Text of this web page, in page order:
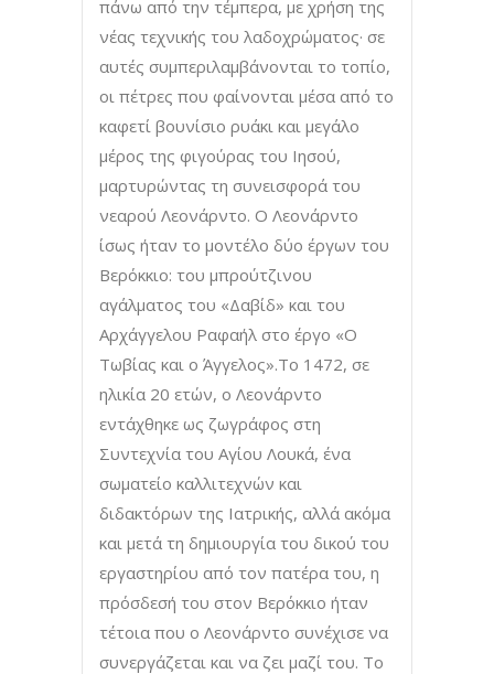
πάνω από την τέμπερα, με χρήση της
νέας τεχνικής του λαδοχρώματος· σε
αυτές συμπεριλαμβάνονται το τοπίο,
οι πέτρες που φαίνονται μέσα από το
καφετί βουνίσιο ρυάκι και μεγάλο
μέρος της φιγούρας του Ιησού,
μαρτυρώντας τη συνεισφορά του
νεαρού Λεονάρντο. Ο Λεονάρντο
ίσως ήταν το μοντέλο δύο έργων του
Βερόκκιο: του μπρούτζινου
αγάλματος του «Δαβίδ» και του
Αρχάγγελου Ραφαήλ στο έργο «Ο
Τωβίας και ο Άγγελος».Το 1472, σε
ηλικία 20 ετών, ο Λεονάρντο
εντάχθηκε ως ζωγράφος στη
Συντεχνία του Αγίου Λουκά, ένα
σωματείο καλλιτεχνών και
διδακτόρων της Ιατρικής, αλλά ακόμα
και μετά τη δημιουργία του δικού του
εργαστηρίου από τον πατέρα του, η
πρόσδεσή του στον Βερόκκιο ήταν
τέτοια που ο Λεονάρντο συνέχισε να
συνεργάζεται και να ζει μαζί του. Το